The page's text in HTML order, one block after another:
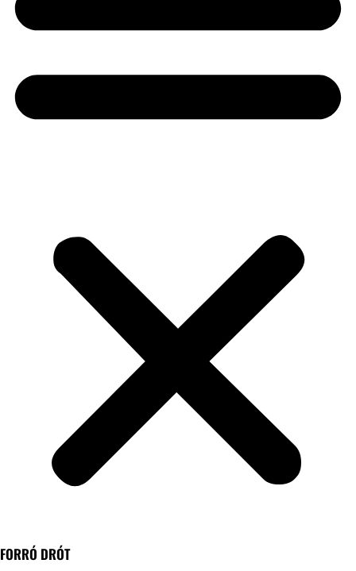
FORRÓ DRÓT